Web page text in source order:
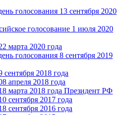
голосования 13 сентября 2020
голосование 1 июля 2020
марта 2020 года
голосования 8 сентября 2019
2018 года
апреля 2018 года
марта 2018 года Президент РФ
сентября 2017 года
сентября 2016 года